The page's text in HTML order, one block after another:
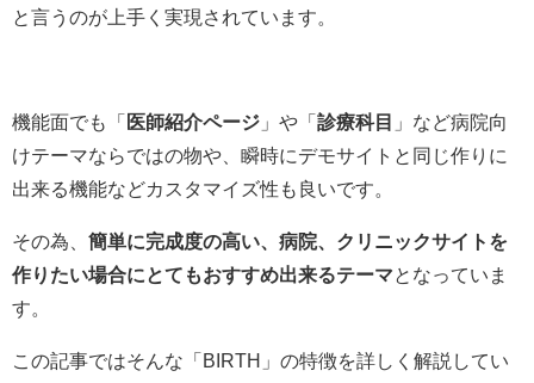
と言うのが上手く実現されています。
機能面でも「 医師紹介ページ 」や「 診療科目
」など病院向
けテーマならではの物や、瞬時にデモサイトと同じ作りに
出来る機能などカスタマイズ性も良いです。
その為、 簡単に完成度の高い、病院、クリニックサイトを
作りたい場合にとてもおすすめ出来るテーマ となっていま
す。
この記事ではそんな「BIRTH」の特徴を詳しく解説してい